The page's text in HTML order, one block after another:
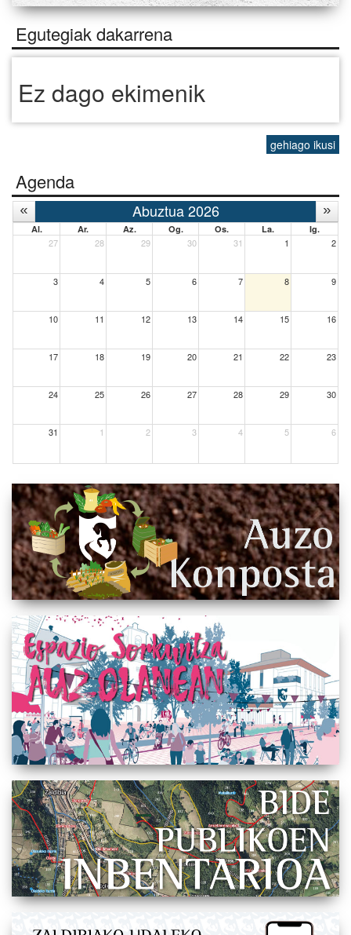
Egutegiak dakarrena
Ez dago ekimenik
gehiago ikusi
Agenda
Abuztua 2026
Al. Ar. Az. Og. Os. La. Ig.
27 28 29 30 31 1 2
3 4 5 6 7 8 9
10 11 12 13 14 15 16
17 18 19 20 21 22 23
24 25 26 27 28 29 30
31 1 2 3 4 5 6